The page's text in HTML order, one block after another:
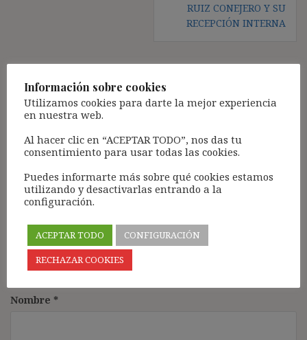
RUIZ CONEJERO Y SU
RECEPCIÓN INTERNA
Deja una respuesta
Tu dirección de correo electrónico no será publicada.
Comentario*
Nombre *
Información sobre cookies
Utilizamos cookies para darte la mejor experiencia
en nuestra web.
Al hacer clic en “ACEPTAR TODO”, nos das tu
consentimiento para usar todas las cookies.
Puedes informarte más sobre qué cookies estamos
utilizando y desactivarlas entrando a la
configuración.
ACEPTAR TODO
CONFIGURACIÓN
RECHAZAR COOKIES